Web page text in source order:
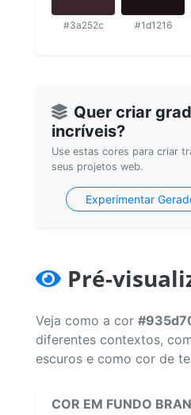
#3a252c #1d1216
Quer criar
incríveis?
Use estas cores para criar
seus projetos web.
Experimentar
Pré-
Veja como a cor
diferentes contextos,
escuros e como cor de
COR EM FUNDO